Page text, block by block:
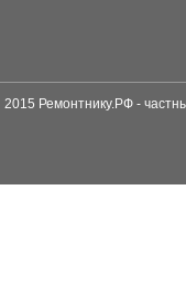
2015 Ремонтнику.РФ -